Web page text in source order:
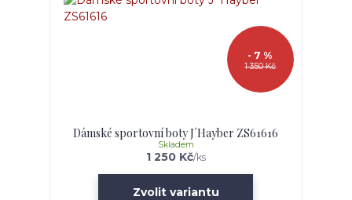
1 350 Kč
- 7 %
Dámské sportovní boty J´Hayber ZS61616
1 250 Kč/ks
Skladem
Zvolit variantu